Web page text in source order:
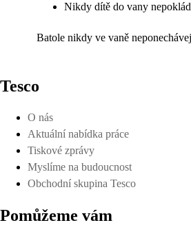
Nikdy dítě do vany
Batole nikdy ve vaně
Tesco
O nás
Aktuální nabídka práce
Tiskové zprávy
Myslíme na budoucnost
Obchodní skupina Tesco
Pomůžeme vám